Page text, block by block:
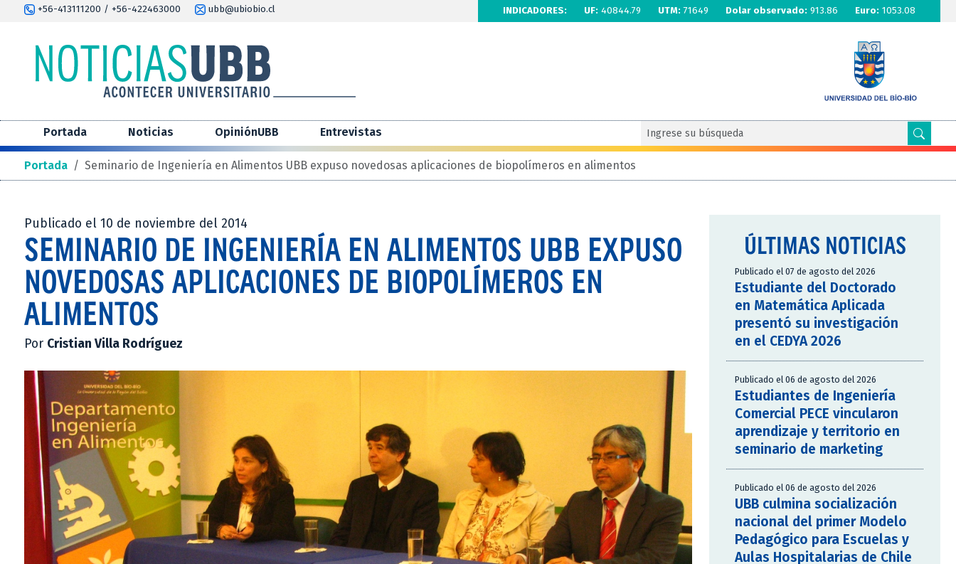
+56-413111200 / +56-422463000 ubb@ubiobio.cl INDICADORES: UF: 40844.79 UTM: 71649 Dolar observado: 913.86 Euro: 1053.08
Portada Noticias OpiniónUBB Entrevistas
Portada / Seminario de Ingeniería en Alimentos UBB expuso novedosas aplicaciones de biopolímeros en alimentos
Publicado el 10 de noviembre del 2014
SEMINARIO DE INGENIERÍA EN ALIMENTOS UBB EXPUSO
NOVEDOSAS APLICACIONES DE BIOPOLÍMEROS EN
ALIMENTOS
Por Cristian Villa Rodríguez
ÚLTIMAS NOTICIAS
Publicado el 07 de agosto del 2026
Estudiante del Doctorado
en Matemática Aplicada
presentó su investigación
en el CEDYA 2026
Publicado el 06 de agosto del 2026
Estudiantes de Ingeniería
Comercial PECE vincularon
aprendizaje y territorio en
seminario de marketing
Publicado el 06 de agosto del 2026
UBB culmina socialización
nacional del primer Modelo
Pedagógico para Escuelas y
Aulas Hospitalarias de Chile